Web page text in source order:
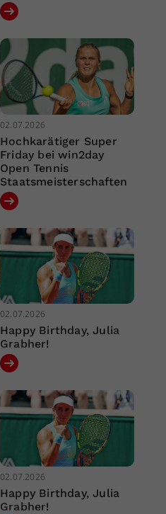
02.07.2026
Hochkarätiger Super
Friday bei win2day
Open Tennis
Staatsmeisterschaften
02.07.2026
Happy Birthday, Julia
Grabher!
02.07.2026
Happy Birthday, Julia
Grabher!